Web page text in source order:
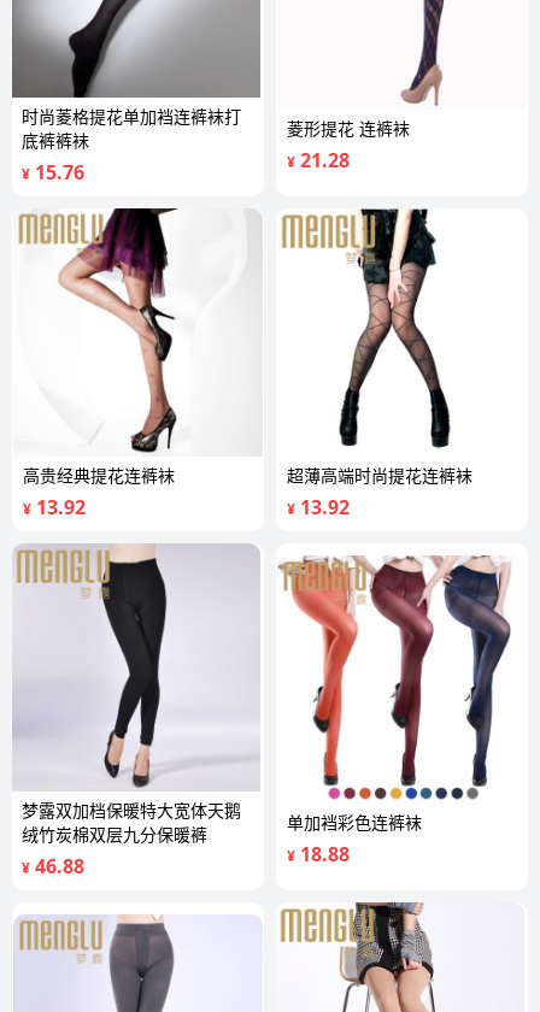
时尚菱格提花单加裆连裤袜打
底裤裤袜
¥ 15.76
菱形提花 连裤袜
¥ 21.28
高贵经典提花连裤袜
¥ 13.92
超薄高端时尚提花连裤袜
¥ 13.92
梦露双加档保暖特大宽体天鹅
绒竹炭棉双层九分保暖裤
¥ 46.88
单加裆彩色连裤袜
¥ 18.88